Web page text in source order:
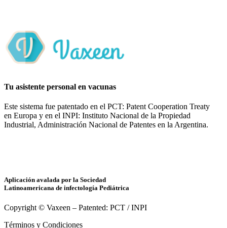
Tu asistente personal en vacunas
Este sistema fue patentado en el PCT: Patent Cooperation Treaty
en Europa y en el INPI: Instituto Nacional de la Propiedad
Industrial, Administración Nacional de Patentes en la Argentina.
Aplicación avalada por la Sociedad
Latinoamericana de infectología Pediátrica
Copyright © Vaxeen – Patented: PCT / INPI
Términos y Condiciones